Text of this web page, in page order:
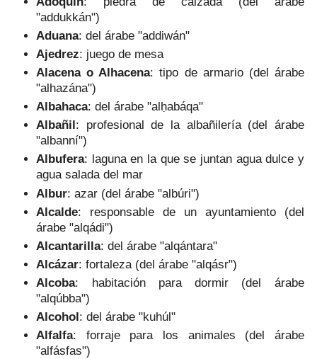
"addukkán")
Aduana: del árabe "addiwán"
Ajedrez: juego de mesa
Alacena o Alhacena: tipo de armario (del árabe
"alhazána")
Albahaca: del árabe "alḥabáqa"
Albañil : profesional de la albañilería (del árabe
"albanní")
Albufera: laguna en la que se juntan agua dulce y
agua salada del mar
Albur: azar (del árabe "albúri")
Alcalde: responsable de un ayuntamiento (del
árabe "alqádi")
Alcantarilla: del árabe "alqántara"
Alcázar: fortaleza (del árabe "alqásr")
Alcoba: habitación para dormir (del árabe
"alqúbba")
Alcohol: del árabe "kuhúl"
Alfalfa: forraje para los animales (del árabe
"alfásfas")